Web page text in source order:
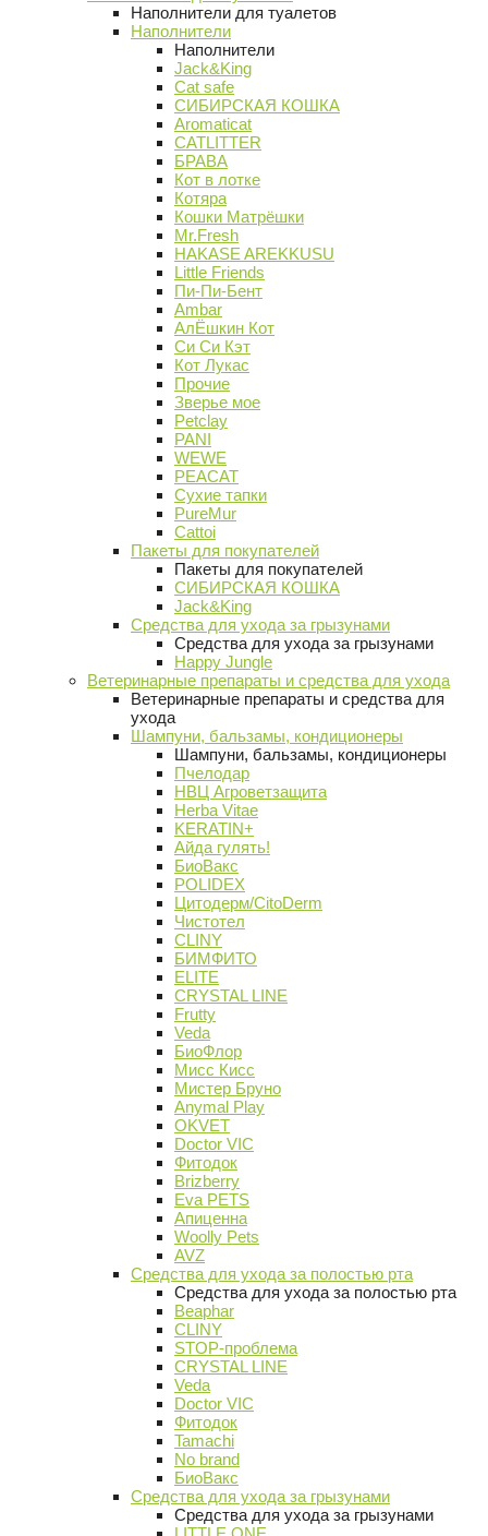
Наполнители для туалетов
Наполнители
Наполнители
Jack&King
Cat safe
СИБИРСКАЯ КОШКА
Aromaticat
CATLITTER
БРАВА
Кот в лотке
Котяра
Кошки Матрёшки
Mr.Fresh
HAKASE AREKKUSU
Little Friends
Пи-Пи-Бент
Ambar
АлЁшкин Кот
Си Си Кэт
Кот Лукас
Прочие
Зверье мое
Petclay
PANI
WEWE
PEACAT
Сухие тапки
PureMur
Cattoi
Пакеты для покупателей
Пакеты для покупателей
СИБИРСКАЯ КОШКА
Jack&King
Средства для ухода за грызунами
Средства для ухода за грызунами
Happy Jungle
Ветеринарные препараты и средства для ухода
Ветеринарные препараты и средства для
ухода
Шампуни, бальзамы, кондиционеры
Шампуни, бальзамы, кондиционеры
Пчелодар
НВЦ Агроветзащита
Herba Vitae
KERATIN+
Айда гулять!
БиоВакс
POLIDEX
Цитодерм/CitoDerm
Чистотел
CLINY
БИМФИТО
ELITE
CRYSTAL LINE
Frutty
Veda
БиоФлор
Мисс Кисс
Мистер Бруно
Anymal Play
OKVET
Doctor VIC
Фитодок
Brizberry
Eva PETS
Апиценна
Woolly Pets
AVZ
Средства для ухода за полостью рта
Средства для ухода за полостью рта
Beaphar
CLINY
STOP-проблема
CRYSTAL LINE
Veda
Doctor VIC
Фитодок
Tamachi
No brand
БиоВакс
Средства для ухода за грызунами
Средства для ухода за грызунами